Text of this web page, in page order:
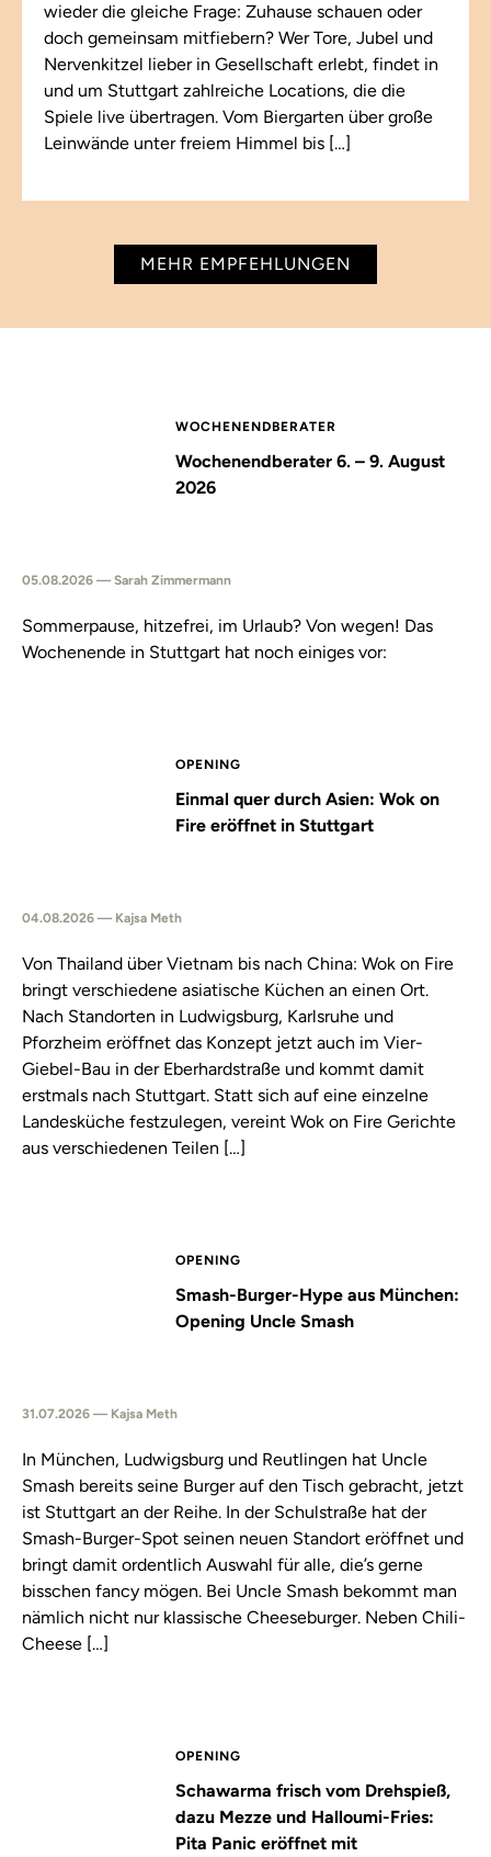
wieder die gleiche Frage: Zuhause schauen oder
doch gemeinsam mitfiebern? Wer Tore, Jubel und
Nervenkitzel lieber in Gesellschaft erlebt, findet in
und um Stuttgart zahlreiche Locations, die die
Spiele live übertragen. Vom Biergarten über große
Leinwände unter freiem Himmel bis […]
MEHR EMPFEHLUNGEN
WOCHENENDBERATER
Wochenendberater 6. – 9. August
2026
05.08.2026 — Sarah Zimmermann
Sommerpause, hitzefrei, im Urlaub? Von wegen! Das
Wochenende in Stuttgart hat noch einiges vor:
OPENING
Einmal quer durch Asien: Wok on
Fire eröffnet in Stuttgart
04.08.2026 — Kajsa Meth
Von Thailand über Vietnam bis nach China: Wok on Fire
bringt verschiedene asiatische Küchen an einen Ort.
Nach Standorten in Ludwigsburg, Karlsruhe und
Pforzheim eröffnet das Konzept jetzt auch im Vier-
Giebel-Bau in der Eberhardstraße und kommt damit
erstmals nach Stuttgart. Statt sich auf eine einzelne
Landesküche festzulegen, vereint Wok on Fire Gerichte
aus verschiedenen Teilen […]
OPENING
Smash-Burger-Hype aus München:
Opening Uncle Smash
31.07.2026 — Kajsa Meth
In München, Ludwigsburg und Reutlingen hat Uncle
Smash bereits seine Burger auf den Tisch gebracht, jetzt
ist Stuttgart an der Reihe. In der Schulstraße hat der
Smash-Burger-Spot seinen neuen Standort eröffnet und
bringt damit ordentlich Auswahl für alle, die’s gerne
bisschen fancy mögen. Bei Uncle Smash bekommt man
nämlich nicht nur klassische Cheeseburger. Neben Chili-
Cheese […]
OPENING
Schawarma frisch vom Drehspieß,
dazu Mezze und Halloumi-Fries:
Pita Panic eröffnet mit